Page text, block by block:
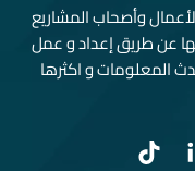
وأصحاب المشاريع
عن طريق إعداد و عمل
المعلومات و اكثرها